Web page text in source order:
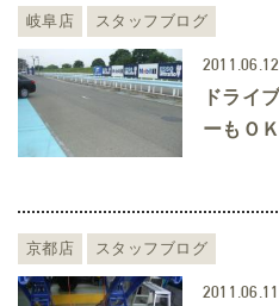
岐阜店 スタッフブログ
2011.06.12
ドライ
ーもＯＫ
京都店 スタッフブログ
2011.06.11